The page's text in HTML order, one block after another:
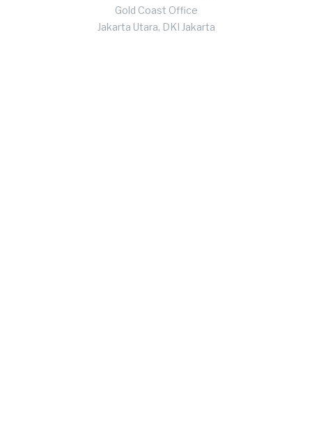
Gold Coast Office
Jakarta Utara, DKI Jakarta